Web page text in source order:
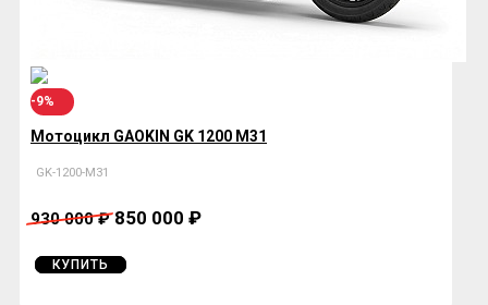
-9%
Мотоцикл GAOKIN GK 1200 M31
GK-1200-M31
930 000 ₽ 850 000 ₽
КУПИТЬ